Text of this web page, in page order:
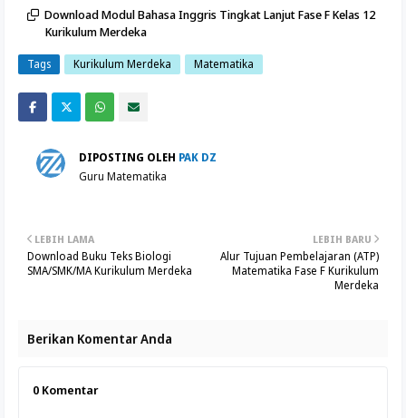
Download Modul Bahasa Inggris Tingkat Lanjut Fase F Kelas 12
Kurikulum Merdeka
Tags Kurikulum Merdeka Matematika
DIPOSTING OLEH PAK DZ
Guru Matematika
LEBIH BARU
Alur Tujuan Pembelajaran (ATP)
Matematika Fase F Kurikulum
Merdeka
LEBIH LAMA
Download Buku Teks Biologi
SMA/SMK/MA Kurikulum Merdeka
Berikan Komentar Anda
0 Komentar